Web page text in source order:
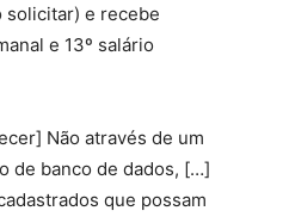
solicitar) e recebe
e 13º salário
Não através de um
de banco de dados, […]
que possam